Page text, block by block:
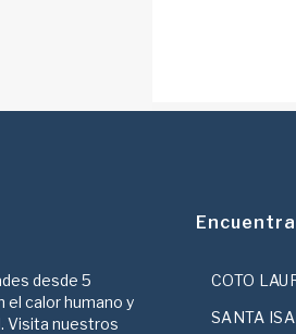
desde 5
el calor humano y
Visita nuestros
COTO
SANTA